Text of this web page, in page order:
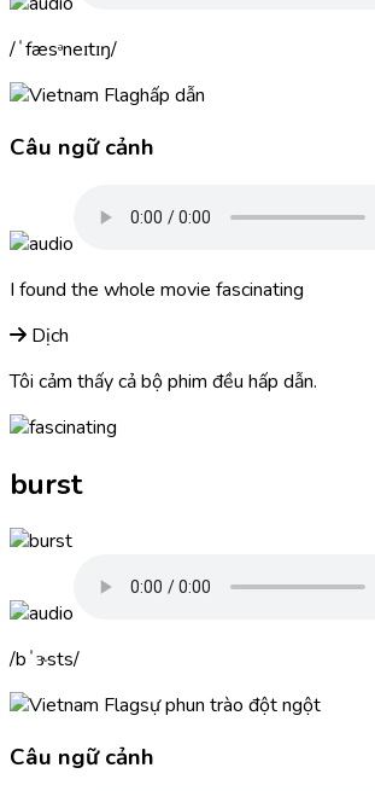
ˈfæsᵊneɪtɪŋ
hấp dẫn
Câu ngữ cảnh
I found the whole movie fascinating
Dịch
Tôi cảm thấy cả bộ phim đều hấp dẫn.
burst
bˈɝsts
sự phun trào đột ngột
Câu ngữ cảnh